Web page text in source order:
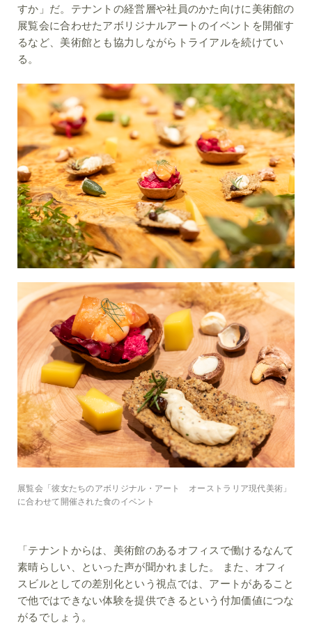
すか」だ。テナントの経営層や社員のかた向けに美術館の
展覧会に合わせたアボリジナルアートのイベントを開催す
るなど、美術館とも協力しながらトライアルを続けてい
る。
展覧会「彼女たちのアボリジナル・アート オーストラリア現代美術」
に合わせて開催された食のイベント
「テナントからは、美術館のあるオフィスで働けるなんて
素晴らしい、といった声が聞かれました。 また、オフィ
スビルとしての差別化という視点では、アートがあること
で他ではできない体験を提供できるという付加価値につな
がるでしょう。